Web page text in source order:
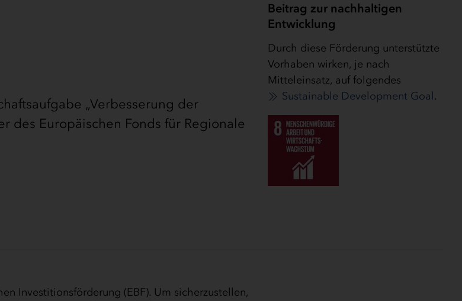
„Verbesserung der
des Europäischen Fonds für Regionale
Beitrag zur nachhaltigen
Entwicklung
Durch diese Förderung unterstützte
Vorhaben wirken, je nach
Mitteleinsatz, auf folgendes
Sustainable Development Goal.
Investitionsförderung (EBF). Um sicherzustellen,